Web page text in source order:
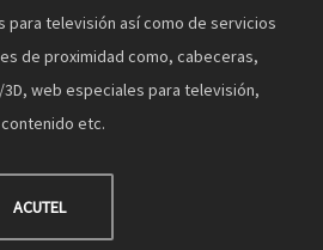
para televisión así como de servicios
de proximidad como, cabeceras,
web especiales para televisión,
etc.
ACUTEL